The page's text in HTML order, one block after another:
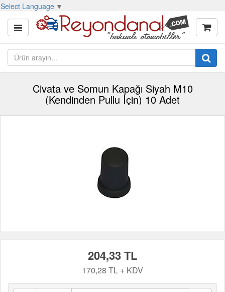
Select Language ▼
Civata ve Somun Kapağı Siyah M10
(Kendinden Pullu İçin) 10 Adet
204,33 TL
170,28 TL + KDV